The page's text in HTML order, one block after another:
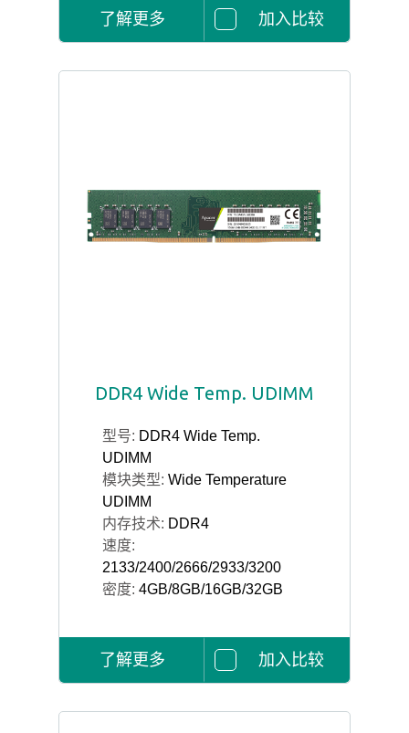
了解更多 加入比较
DDR4 Wide Temp. UDIMM
型号: DDR4 Wide Temp.
UDIMM
模块类型: Wide Temperature
UDIMM
内存技术: DDR4
速度:
2133/2400/2666/2933/3200
密度: 4GB/8GB/16GB/32GB
了解更多 加入比较